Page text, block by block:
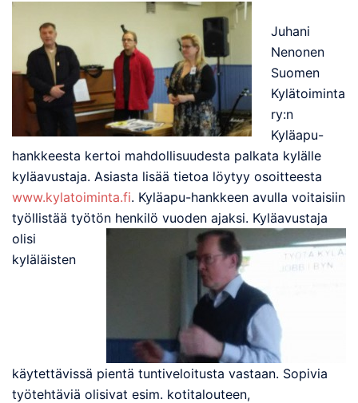
Juhani
Nenonen
Suomen
Kylätoiminta
ry:n
Kyläapu-
hankkeesta kertoi mahdollisuudesta palkata kylälle
kyläavustaja. Asiasta lisää tietoa löytyy osoitteesta
www.kylatoiminta.fi. Kyläapu-hankkeen avulla voitaisiin
työllistää työtön henkilö vuoden ajaksi. Kyläavustaja
olisi
kyläläisten
käytettävissä pientä tuntiveloitusta vastaan. Sopivia
työtehtäviä olisivat esim. kotitalouteen,